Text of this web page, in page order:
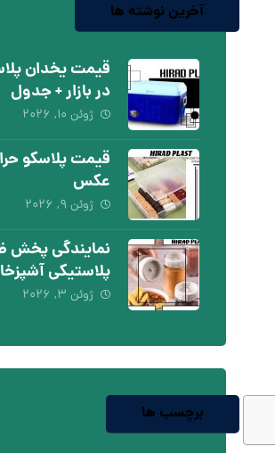
آخرین نوشته ها
در بازار + جدول
ژوئن ۱۰, ۲۰۲۶
قیمت پلاسکو
عکس
ژوئن ۹, ۲۰۲۶
نمایندگی پخش
پلاستیکی
ژوئن ۳, ۲۰۲۶
برچسب ها